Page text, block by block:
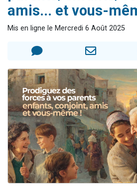
12 nouvelles
amis... et vous-
Mis en ligne le Mercredi 6 Août 2025